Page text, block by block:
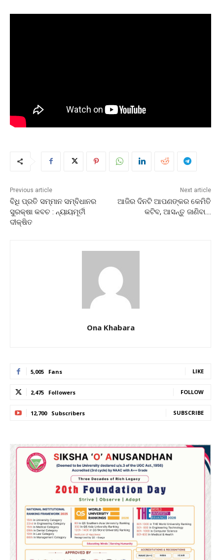
Previous article
ବିଧି ପ୍ରତି ସମ୍ମାନ ସମ୍ବିଧାନର
ସୁରକ୍ଷା କବଚ : ନ୍ୟାୟମୂର୍ତୀ
ଦୀକ୍ଷିତ
Next article
ଆଜିର ଦିନଟି ଆପଣଙ୍କର କେମିତି
କଟିବ, ଆସନ୍ତୁ ଜାଣିବା….
Ona Khabara
5,005 Fans LIKE
2,475 Followers FOLLOW
12,700 Subscribers SUBSCRIBE